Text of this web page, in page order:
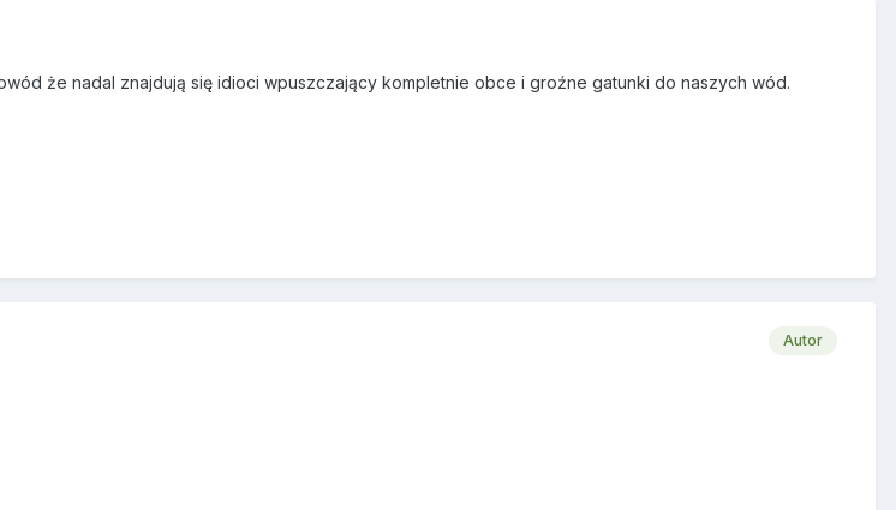
że nadal znajdują się idioci wpuszczający kompletnie obce i groźne gatunki do naszych wód.
Autor